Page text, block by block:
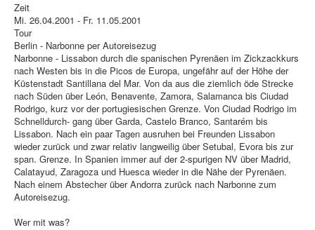
Zeit
Mi. 26.04.2001 - Fr. 11.05.2001
Tour
Berlin - Narbonne per Autoreisezug
Narbonne - Lissabon durch die spanischen Pyrenäen im Zickzackkurs
nach Westen bis in die Picos de Europa, ungefähr auf der Höhe der
Küstenstadt Santillana del Mar. Von da aus die ziemlich öde Strecke
nach Süden über León, Benavente, Zamora, Salamanca bis Ciudad
Rodrigo, kurz vor der portugiesischen Grenze. Von Ciudad Rodrigo im
Schnelldurch- gang über Garda, Castelo Branco, Santarém bis
Lissabon. Nach ein paar Tagen ausruhen bei Freunden Lissabon
wieder zurück und zwar relativ langweilig über Setubal, Evora bis zur
span. Grenze. In Spanien immer auf der 2-spurigen NV über Madrid,
Calatayud, Zaragoza und Huesca wieder in die Nähe der Pyrenäen.
Nach einem Abstecher über Andorra zurück nach Narbonne zum
Autoreisezug.
Wer mit was?